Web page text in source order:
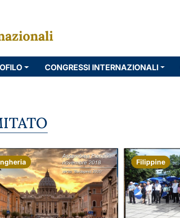
CONGRESSI INTERNAZIONALI
Filippine